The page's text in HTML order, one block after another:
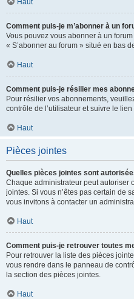
Haut
Comment puis-je m’abonner à un
Vous pouvez vous abonner à un
« S’abonner au forum » situé en bas
Haut
Comment puis-je résilier mes
Pour résilier vos abonnements,
contrôle de l’utilisateur et suivre le
Haut
Pièces jointes
Quelles pièces jointes sont
Chaque administrateur peut autoriser
jointes. Si vous n’êtes pas certain de
vous invitons à contacter un
Haut
Comment puis-je retrouver toutes
Pour retrouver la liste des pièces
vous rendre dans le panneau de
la section des pièces jointes.
Haut